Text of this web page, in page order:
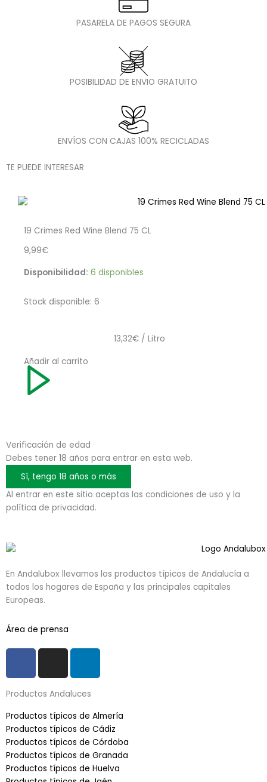
PASARELA DE PAGOS SEGURA
POSIBILIDAD DE ENVIO GRATUITO
ENVÍOS CON CAJAS 100% RECICLADAS
TE PUEDE INTERESAR
19 Crimes Red Wine Blend 75 CL
9,99€
Disponibilidad: 6 disponibles
Stock disponible: 6
13,32€ / Litro
Añadir al carrito
Verificación de edad
Debes tener 18 años para entrar en esta web.
Sí, tengo 18 años o más
Al entrar en este sitio aceptas las condiciones de uso y la
política de privacidad.
En Andalubox llevamos los productos típicos de Andalucía a
todos los hogares de España y las principales capitales
Europeas.
Área de prensa
F
c
e
b
o
o
k
-
I
s
t
a
g
r
a
m
L
n
k
e
d
i
n
Productos Andaluces
Productos típicos de Almería
Productos típicos de Cádiz
Productos típicos de Córdoba
Productos típicos de Granada
Productos típicos de Huelva